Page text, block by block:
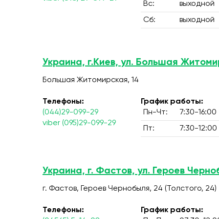
Вс: выходной
Сб: выходной
Украина, г.Киев, ул. Большая
Большая Житомирская, 14
Телефоны:
(044)29-099-29
viber (095)29-099-29
График работы:
Пн-Чт:
7:30-16:00
Пт: 7:30-12:00
Украина, г. Фастов, ул. Героев
г. Фастов, Героев Чернобыля, 24 (Толстого, 24)
Телефоны:
График работы: